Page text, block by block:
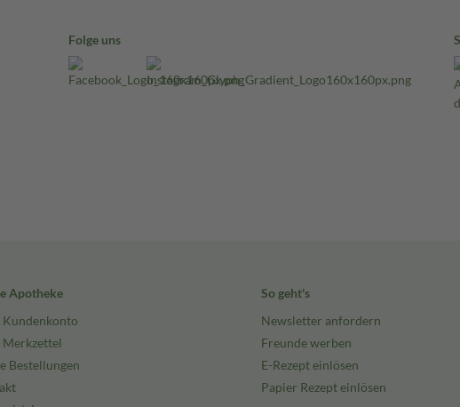
Folge uns
Apotheke
Kundenkonto
Merkzettel
Bestellungen
So geht's
Newsletter anfordern
Freunde werben
E-Rezept einlösen
Papier Rezept einlösen